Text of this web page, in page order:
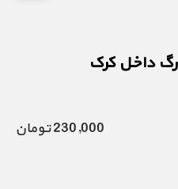
داخل کرک
230,000 تومان